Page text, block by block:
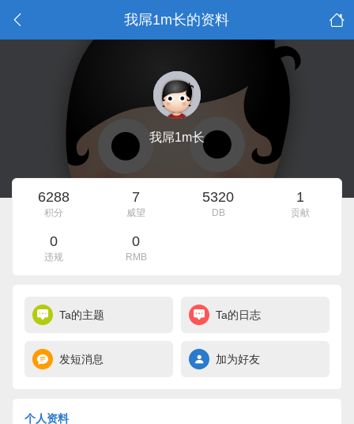
我屌1m长的资料
我屌1m长
6288
积分
7
威望
5320
DB
1
贡献
0
违规
0
RMB
Ta的主题 Ta的日志
发短消息 加为好友
个人资料